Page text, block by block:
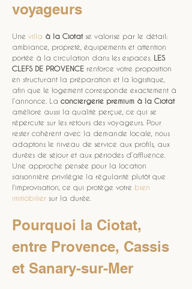
voyageurs
Une villa à la Ciotat se valorise par le détail:
ambiance, propreté, équipements et attention
portée à la circulation dans les espaces. LES
CLEFS DE PROVENCE renforce votre proposition
en structurant la préparation et la logistique,
afin que le logement corresponde exactement à
l’annonce. La conciergerie premium à la Ciotat
améliore aussi la qualité perçue, ce qui se
répercute sur les retours des voyageurs. Pour
rester cohérent avec la demande locale, nous
adaptons le niveau de service aux profils, aux
durées de séjour et aux périodes d’affluence.
Une approche pensée pour la location
saisonnière privilégie la régularité plutôt que
l’improvisation, ce qui protège votre bien
immobilier sur la durée.
Pourquoi la Ciotat,
entre Provence, Cassis
et Sanary-sur-Mer